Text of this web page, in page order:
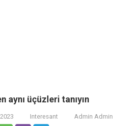
aynı üçüzleri tanıyın
Interesant Admin Admin